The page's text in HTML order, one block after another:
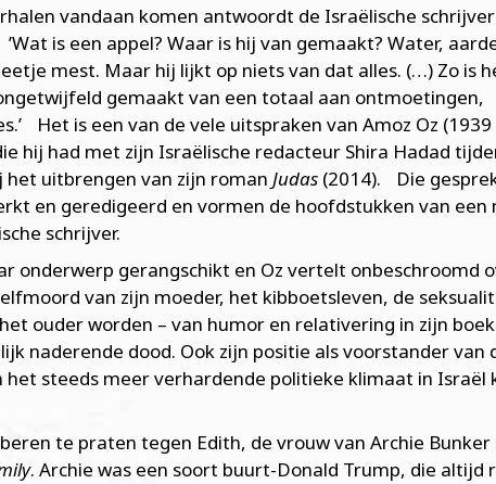
vandaan komen antwoordt de Israëlische
is een appel? Waar is hij van gemaakt? Water,
mest. Maar hij lijkt op niets van dat alles. (…) Zo is
gemaakt van een totaal aan ontmoetingen,
Het is een van de vele uitspraken van Amoz Oz (1939
hij had met zijn Israëlische redacteur Shira Hadad
het uitbrengen van zijn roman Judas (2014). Die
en geredigeerd en vormen de hoofdstukken van een
schrijver.
onderwerp gerangschikt en Oz vertelt onbeschroomd
van zijn moeder, het kibboetsleven, de
ouder worden – van humor en relativering in zijn
naderende dood. Ook zijn positie als voorstander van
het steeds meer verhardende politieke klimaat in Israël
te praten tegen Edith, de vrouw van Archie Bunker
. Archie was een soort buurt-Donald Trump, die altijd